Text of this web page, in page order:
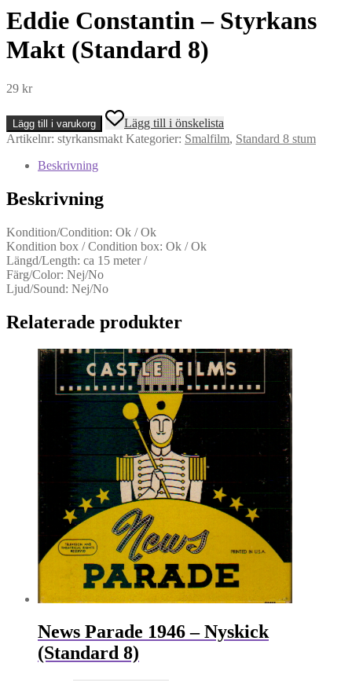
Eddie Constantin – Styrkans
Makt (Standard 8)
29 kr
Eddie
Constantin
-
Makt
8)
Lägg till i varukorg
Lägg till i önskelista
Artikelnr: styrkansmakt Kategorier: Smalfilm, Standard 8 stum
Beskrivning
Beskrivning
Kondition/Condition: Ok / Ok
Kondition box / Condition box: Ok / Ok
Längd/Length: ca 15 meter /
Färg/Color: Nej/No
Ljud/Sound: Nej/No
Relaterade produkter
News Parade 1946 – Nyskick
(Standard 8)